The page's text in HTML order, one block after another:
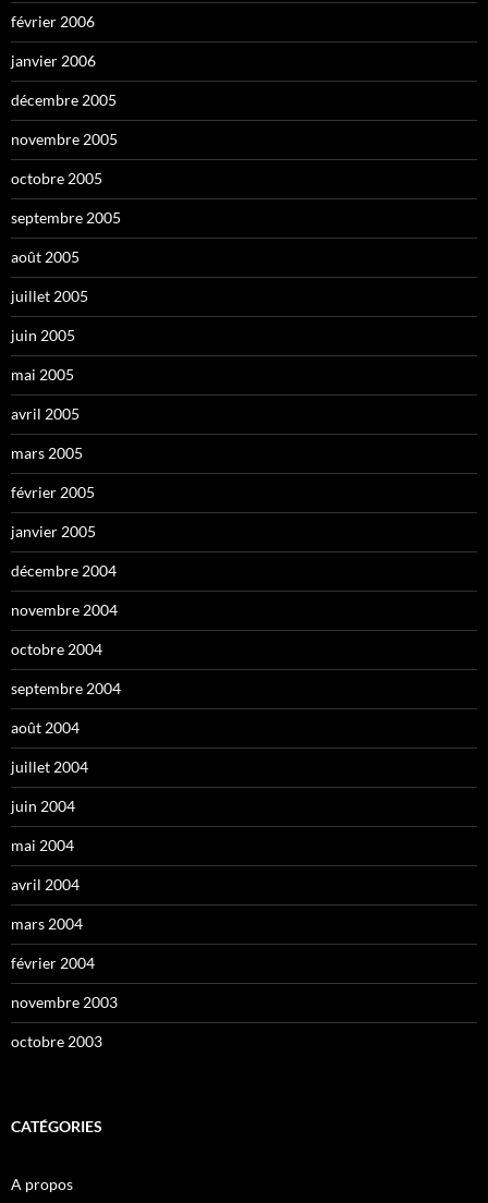
février 2006
janvier 2006
décembre 2005
novembre 2005
octobre 2005
septembre 2005
août 2005
juillet 2005
juin 2005
mai 2005
avril 2005
mars 2005
février 2005
janvier 2005
décembre 2004
novembre 2004
octobre 2004
septembre 2004
août 2004
juillet 2004
juin 2004
mai 2004
avril 2004
mars 2004
février 2004
novembre 2003
octobre 2003
CATÉGORIES
A propos